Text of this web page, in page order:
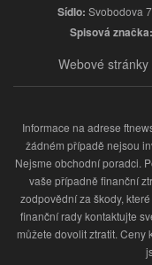
Sídlo: Svobodova
Spisová značka:
Webové
Informace na adrese
žádném případě nejsou
Nejsme obchodní poradci.
vaše případně finanční
zodpovědní za škody,
finanční rady kontaktujte
můžete dovolit ztratit. Ceny